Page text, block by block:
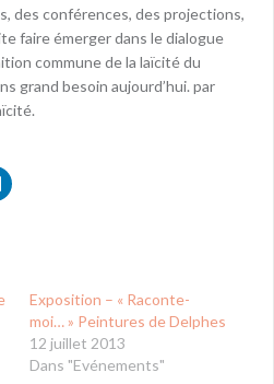
des conférences, des projections,
faire émerger dans le dialogue
commune de la laïcité du
grand besoin aujourd’hui. par
Exposition – « Raconte-
moi… » Peintures de Delphes
12 juillet 2013
Dans "Evénements"